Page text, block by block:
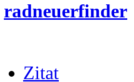
radneuerfinder
Zitat